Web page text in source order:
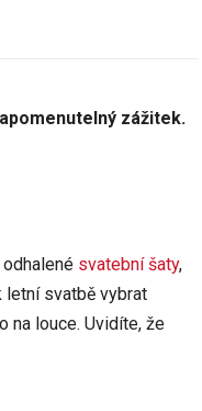
zážitek.
svatební šaty,
letní svatbě vybrat
na louce. Uvidíte, že